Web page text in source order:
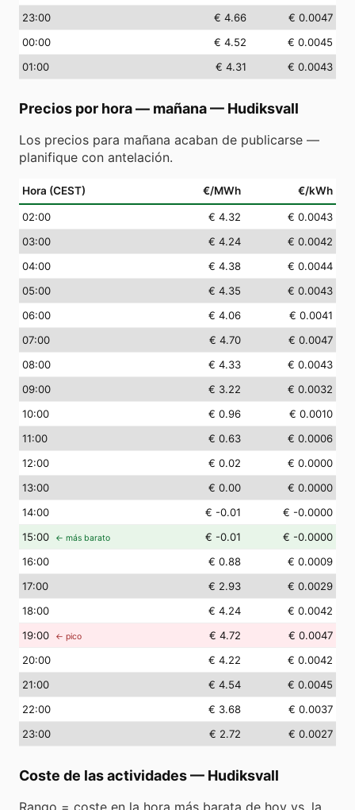
23:00 € 4.66
€ 0.0047
00:00 € 4.52
€ 0.0045
01:00 € 4.31 € 0.0043
Precios por hora — mañana— Hudiksvall
Los precios para mañana acaban de publicarse —
planifique con antelación.
Hora (CEST) €/MWh €/kWh
02:00 € 4.32
€ 0.0043
03:00 € 4.24
€ 0.0042
04:00 € 4.38
€ 0.0044
05:00 € 4.35
€ 0.0043
06:00 € 4.06
€ 0.0041
07:00 € 4.70
€ 0.0047
08:00 € 4.33
€ 0.0043
09:00 € 3.22
€ 0.0032
10:00 € 0.96
€ 0.0010
11:00 € 0.63
€ 0.0006
12:00 € 0.02
€ 0.0000
13:00 € 0.00
€ 0.0000
14:00 € -0.01
€ -0.0000
15:00 ← más barato € -0.01
€ -0.0000
16:00 € 0.88
€ 0.0009
17:00 € 2.93
€ 0.0029
18:00 € 4.24
€ 0.0042
19:00 ← pico € 4.72
€ 0.0047
20:00 € 4.22
€ 0.0042
21:00 € 4.54
€ 0.0045
22:00 € 3.68
€ 0.0037
23:00 € 2.72 € 0.0027
Coste de las actividades— Hudiksvall
Rango = coste en la hora más barata de hoy vs. la